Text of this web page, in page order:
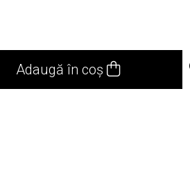
Adaugă în coș